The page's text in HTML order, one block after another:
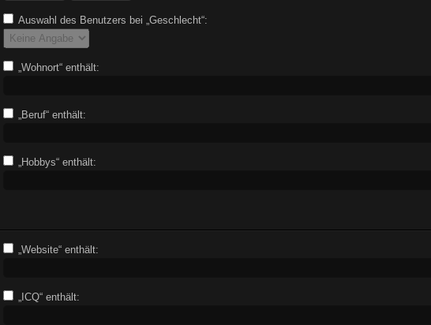
Auswahl des Benutzers bei „Geschlecht“:
„Wohnort“ enthält:
„Beruf“ enthält:
„Hobbys“ enthält:
„Website“ enthält:
„ICQ“ enthält: